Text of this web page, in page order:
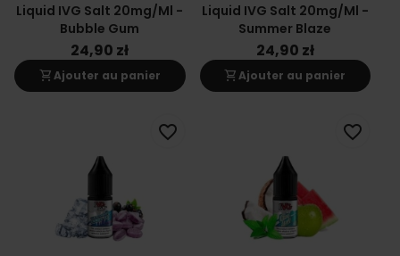
Liquid IVG Salt 20mg/ml -
Bubble Gum
24,90 zł
shopping_cartAjouter au panier
Liquid IVG Salt 20mg/ml -
Summer Blaze
24,90 zł
shopping_cartAjouter au panier
favorite_border favorite_border